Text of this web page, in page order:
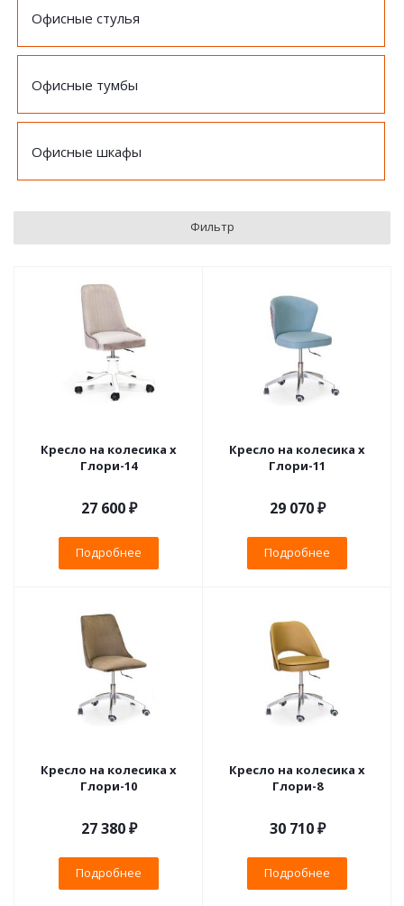
Офисные стулья
Офисные тумбы
Офисные шкафы
Фильтр
Кресло на колесика х
Глори-14
27 600 ₽
Подробнее
Кресло на колесика х
Глори-11
29 070 ₽
Подробнее
Кресло на колесика х
Глори-10
27 380 ₽
Подробнее
Кресло на колесика х
Глори-8
30 710 ₽
Подробнее